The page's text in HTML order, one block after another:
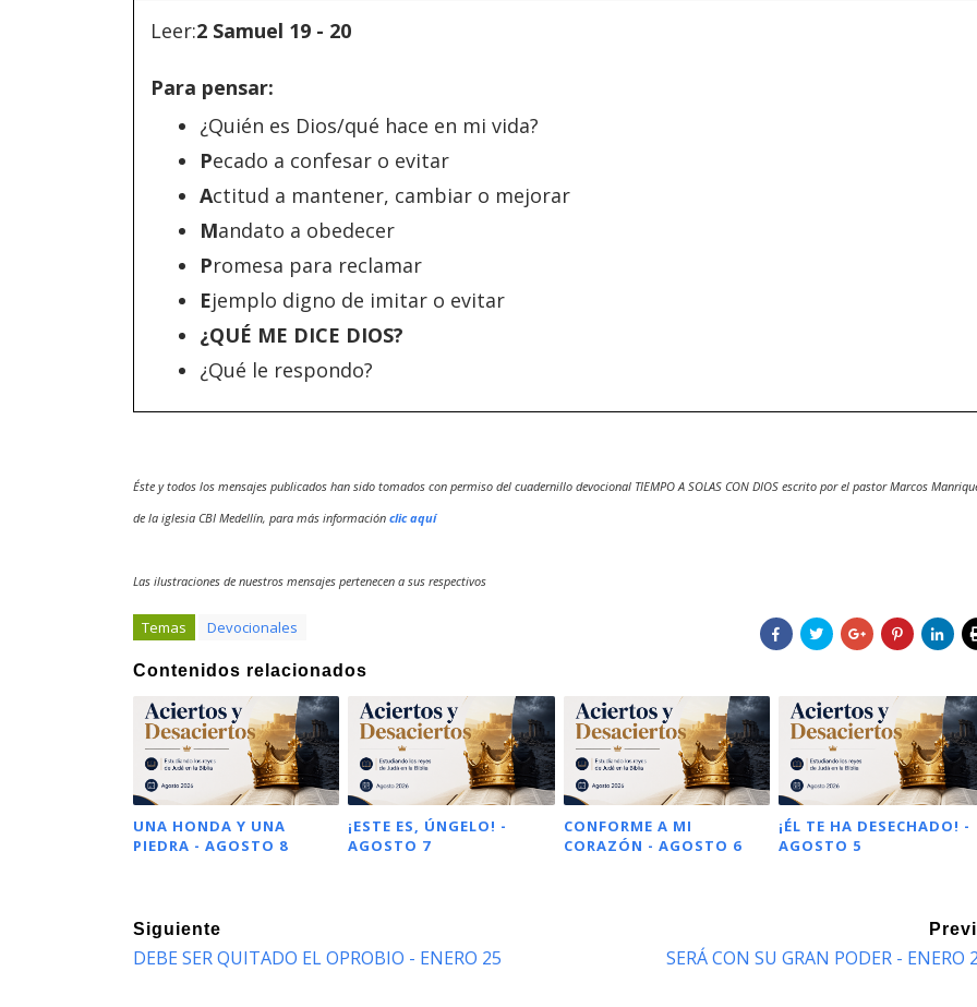
Leer:2 Samuel 19 - 20
Para pensar:
¿Quién es Dios/qué hace en mi vida?
Pecado a confesar o evitar
Actitud a mantener, cambiar o mejorar
Mandato a obedecer
Promesa para reclamar
Ejemplo digno de imitar o evitar
¿QUÉ ME DICE DIOS?
¿Qué le respondo?
Éste y todos los mensajes publicados han sido tomados con permiso del cuadernillo devocional TIEMPO A SOLAS CON DIOS escrito por el pastor Marcos
de la iglesia CBI Medellín, para más información clic aquí
Las ilustraciones de nuestros mensajes pertenecen a sus respectivos
Temas Devocionales
Contenidos relacionados
UNA HONDA Y UNA
PIEDRA - AGOSTO 8
¡ESTE ES, ÚNGELO! -
AGOSTO 7
CONFORME A MI
CORAZÓN - AGOSTO 6
¡ÉL TE HA DESECHADO! -
AGOSTO 5
Siguiente
DEBE SER QUITADO EL OPROBIO - ENERO 25 SERÁ CON SU GRAN PODER - ENERO